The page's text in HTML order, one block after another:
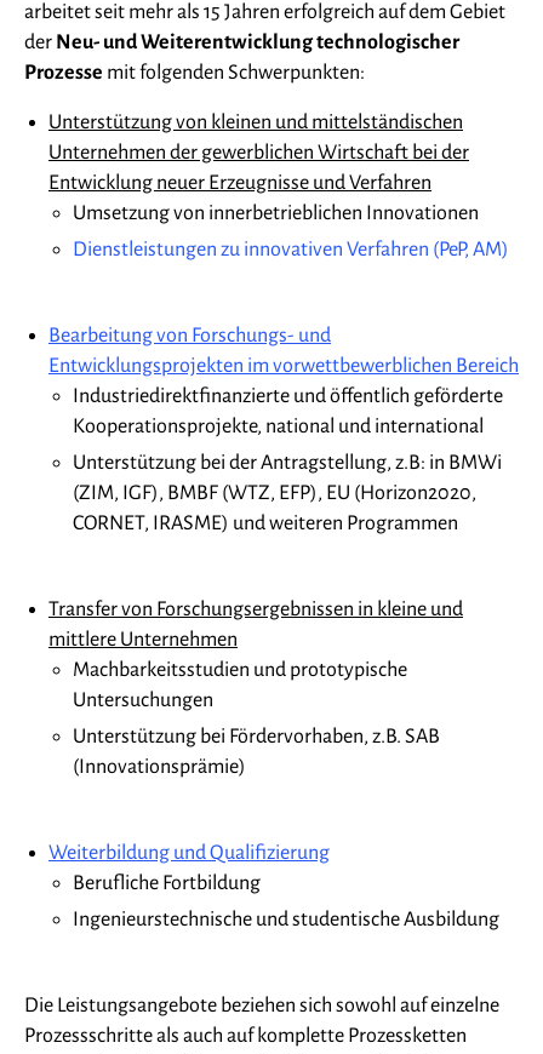
Datenschutzerklärung
Impressum
arbeitet seit mehr als 15 Jahren erfolgreich auf dem Gebiet
der Neu- und Weiterentwicklung technologischer
Prozesse mit folgenden Schwerpunkten:
Unterstützung von kleinen und mittelständischen
Unternehmen der gewerblichen Wirtschaft bei der
Entwicklung neuer Erzeugnisse und Verfahren
Umsetzung von innerbetrieblichen Innovationen
Dienstleistungen zu innovativen Verfahren (PeP, AM)
Bearbeitung von Forschungs- und
Entwicklungsprojekten im vorwettbewerblichen Bereich
Industriedirektfinanzierte und öffentlich geförderte
Kooperationsprojekte, national und international
Unterstützung bei der Antragstellung, z.B: in BMWi
(ZIM, IGF), BMBF (WTZ, EFP), EU (Horizon2020,
CORNET, IRASME) und weiteren Programmen
Transfer von Forschungsergebnissen in kleine und
mittlere Unternehmen
Machbarkeitsstudien und prototypische
Untersuchungen
Unterstützung bei Fördervorhaben, z.B. SAB
(Innovationsprämie)
Weiterbildung und Qualifizierung
Berufliche Fortbildung
Ingenieurstechnische und studentische Ausbildung
Die Leistungsangebote beziehen sich sowohl auf einzelne
Prozessschritte als auch auf komplette Prozessketten